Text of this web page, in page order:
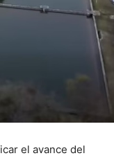
el avance del